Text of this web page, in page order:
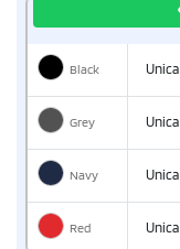
Black Unica
Grey Unica
Navy Unica
Red Unica